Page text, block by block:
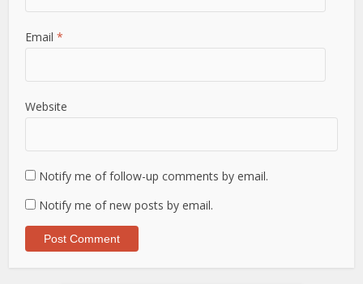
Email*
Website
Notify me of follow-up comments by email.
Notify me of new posts by email.